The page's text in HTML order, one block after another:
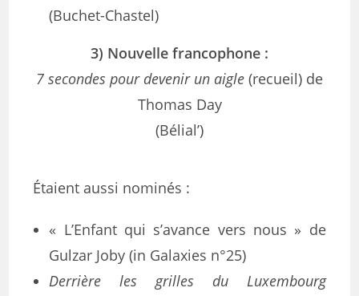
(Buchet-Chastel)
3) Nouvelle francophone :
7 secondes pour devenir un aigle (recueil) de
Thomas Day
(Bélial’)
Étaient aussi nominés :
« L’Enfant qui s’avance vers nous » de
Gulzar Joby (in Galaxies n°25)
Derrière les grilles du Luxembourg